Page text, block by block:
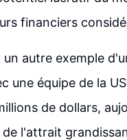
financiers
autre exemple
une équipe de la
de dollars,
l'attrait